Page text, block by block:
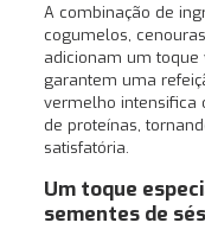
A combinação de
cogumelos,
adicionam um
garantem uma
vermelho intensifica
de proteínas,
satisfatória.
Um toque
sementes de